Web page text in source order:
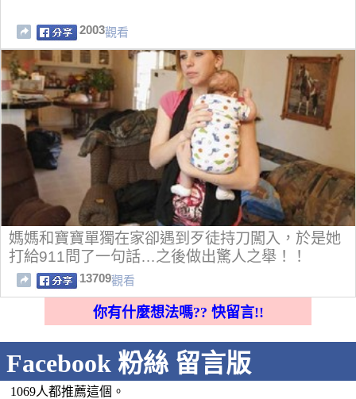
2003觀看
媽媽和寶寶單獨在家卻遇到歹徒持刀闖入，於是她
打給911問了一句話…之後做出驚人之舉！！
13709觀看
你有什麼想法嗎?? 快留言!!
Facebook 粉絲 留言版
1069人都推薦這個。